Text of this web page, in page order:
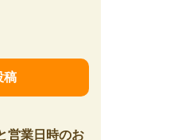
稿
営業日時のお